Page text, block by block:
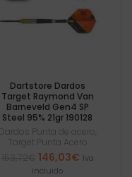
Dartstore Dardos
Target Raymond Van
Barneveld Gen4 SP
Steel 95% 21gr 190128
Dardos Punta de acero
Target Punta Acero
El
precio
146,03€ElIva
incluido